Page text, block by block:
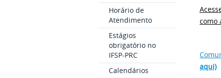
Horário de
Atendimento
Estágios
obrigatório no
IFSP-PRC
Calendários
como
aqui)